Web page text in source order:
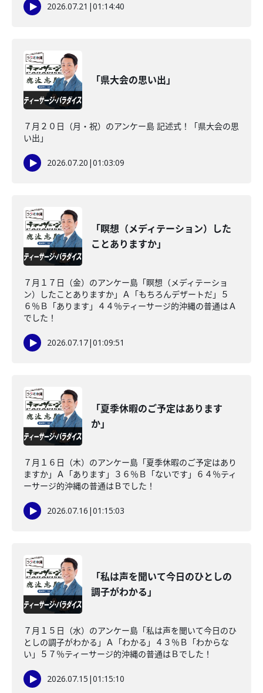
2026.07.21 |01:14:40
「県大会の思い出」
７月２０日（月・祝）のアンケー島 記述式！「県大会の思
い出」
2026.07.20 |01:03:09
「瞑想（メディテーション）した
ことありますか」
７月１７日（金）のアンケー島「瞑想（メディテーショ
ン）したことありますか」Ａ「もちろんデザートだ」５
６％Ｂ「あります」４４％ティーサージ的沖縄の普通はＡ
でした！
2026.07.17|01:09:51
「夏季休暇のご予定はあります
か」
７月１６日（木）のアンケー島「夏季休暇のご予定はあり
ますか」Ａ「あります」３６％Ｂ「ないです」６４％ティ
ーサージ的沖縄の普通はＢでした！
2026.07.16 |01:15:03
「私は声を聞いて今日のひとしの
調子がわかる」
７月１５日（水）のアンケー島「私は声を聞いて今日のひ
としの調子がわかる」Ａ「わかる」４３％Ｂ「わからな
い」５７％ティーサージ的沖縄の普通はＢでした！
2026.07.15 |01:15:10